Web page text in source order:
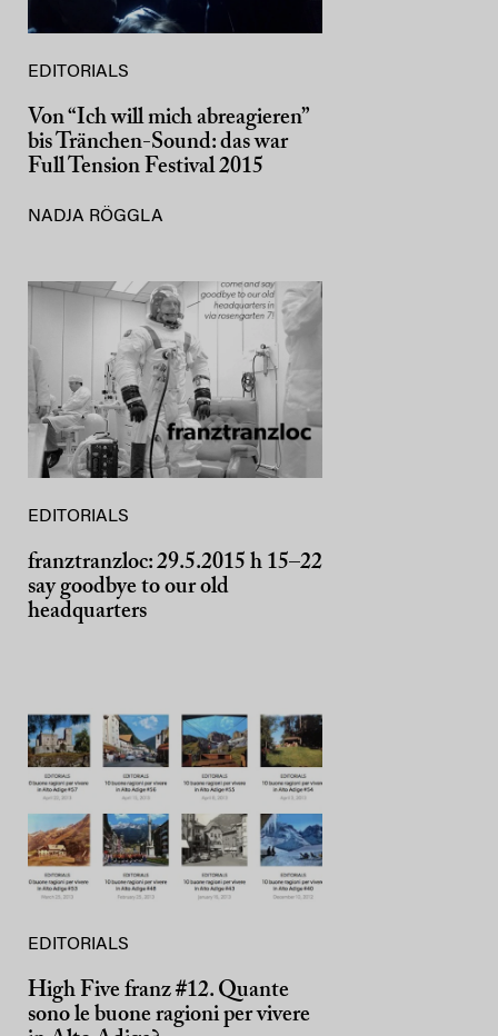
EDITORIALS
Von “Ich will mich abreagieren”
bis Tränchen-Sound: das war
Full Tension Festival 2015
NADJA RÖGGLA
EDITORIALS
franztranzloc: 29.5.2015 h 15–22
say goodbye to our old
headquarters
EDITORIALS
High Five franz #12. Quante
sono le buone ragioni per vivere